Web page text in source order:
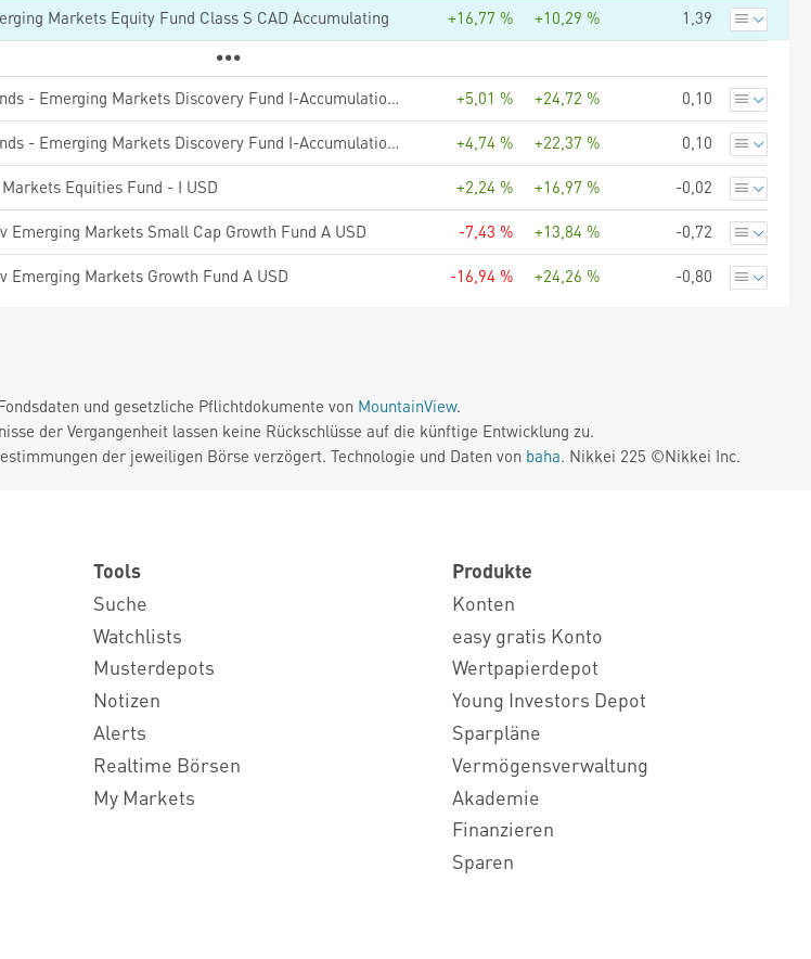
Markets Equity Fund Class S CAD Accumulating +16,77 % +10,29 % 1,39
Matthews Asia Funds - Emerging Markets Discovery Fund I-Accumulation USD +5,01 % +24,72 % 0,10
Matthews Asia Funds - Emerging Markets Discovery Fund I-Accumulation GBP +4,74 % +22,37 % 0,10
Equities Fund - I USD +2,24 % +16,97 % -0,02
Emerging Markets Small Cap Growth Fund A USD -7,43 % +13,84 % -0,72
Emerging Markets Growth Fund A USD -16,94 % +24,26 % -0,80
und gesetzliche Pflichtdokumente von MountainView.
der Vergangenheit lassen keine Rückschlüsse auf die künftige Entwicklung zu.
der jeweiligen Börse verzögert. Technologie und Daten von baha. Nikkei 225 ©Nikkei Inc.
Tools
Suche
Watchlists
Musterdepots
Notizen
Alerts
Realtime Börsen
My Markets
Produkte
Konten
easy gratis Konto
Wertpapierdepot
Young Investors Depot
Sparpläne
Vermögensverwaltung
Akademie
Finanzieren
Sparen